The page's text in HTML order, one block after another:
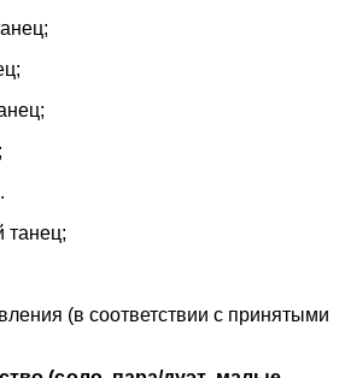
танец;
(в соответствии с принятыми